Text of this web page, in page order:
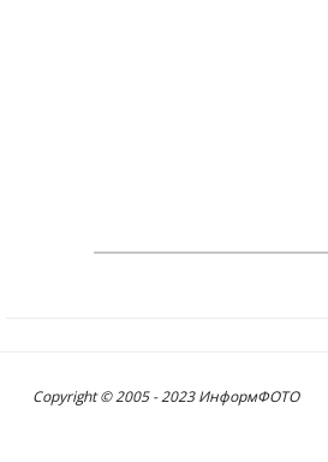
Copyright © 2005 - 2023 ИнформФОТО